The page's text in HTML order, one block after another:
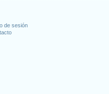
de sesión